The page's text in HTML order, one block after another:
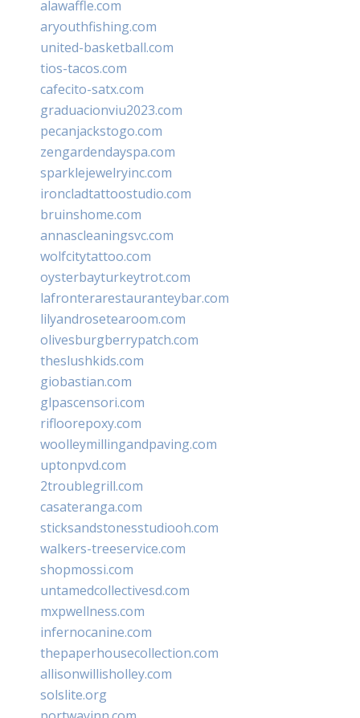
alawaffle.com
aryouthfishing.com
united-basketball.com
tios-tacos.com
cafecito-satx.com
graduacionviu2023.com
pecanjackstogo.com
zengardendayspa.com
sparklejewelryinc.com
ironcladtattoostudio.com
bruinshome.com
annascleaningsvc.com
wolfcitytattoo.com
oysterbayturkeytrot.com
lafronterarestauranteybar.com
lilyandrosetearoom.com
olivesburgberrypatch.com
theslushkids.com
giobastian.com
glpascensori.com
rifloorepoxy.com
woolleymillingandpaving.com
uptonpvd.com
2troublegrill.com
casateranga.com
sticksandstonesstudiooh.com
walkers-treeservice.com
shopmossi.com
untamedcollectivesd.com
mxpwellness.com
infernocanine.com
thepaperhousecollection.com
allisonwillisholley.com
solslite.org